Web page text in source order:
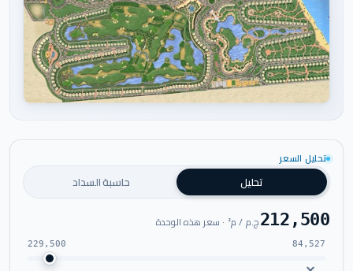
تحليل السعر
تحليل حاسبة السداد
212,500ج.م / م² · سعر هذه الوحدة
84,527
229,500